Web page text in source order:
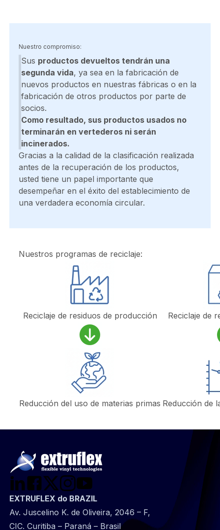
Nuestro compromiso:
Sus productos devueltos tendrán una
segunda vida, ya sea en la fabricación de
nuevos productos en nuestras fábricas o en la
fabricación de otros productos por parte de
socios.
Como resultado, sus productos usados no
terminarán en vertederos ni serán
incinerados.
Gracias a la calidad de la clasificación realizada
antes de la recuperación de los productos,
usted tiene un papel importante que
desempeñar en el éxito del establecimiento de
una verdadera economía circular.
Nuestros programas de reciclaje:
Reciclaje de residuos de producción Reciclaje de
Reducción del uso de materias primas Reducción de
EXTRUFLEX do BRAZIL
Av. Juscelino K. de Oliveira, 2046 – F,
CIC. Curitiba – Paraná – Brasil